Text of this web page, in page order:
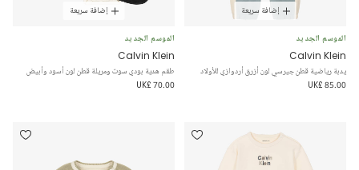
إضافة سريعة
الموسم الجديد
Calvin Klein
يدبة رياضية قطن جيرسي لون أزرق أردوازي للأولاد
UK£ 85.00
إضافة سريعة
الموسم الجديد
Calvin Klein
طقم هدية بودي سوت ومريلة قطن لون أسود وأبيض
UK£ 70.00